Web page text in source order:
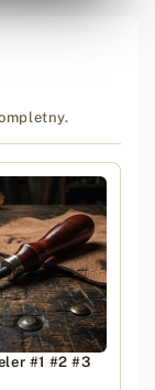
#1 #2 #3